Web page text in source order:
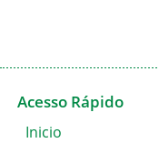
Acesso Rápido
Inicio